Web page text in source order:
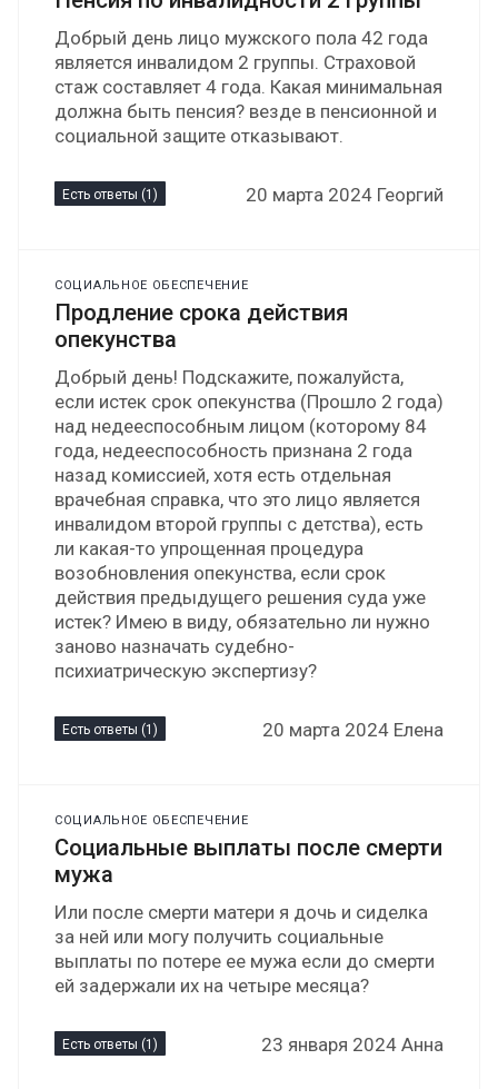
Добрый день лицо мужского пола 42 года
является инвалидом 2 группы. Страховой
стаж составляет 4 года. Какая минимальная
должна быть пенсия? везде в пенсионной и
социальной защите отказывают.
Есть ответы (1) 20 марта 2024 Георгий
СОЦИАЛЬНОЕ ОБЕСПЕЧЕНИЕ
Продление срока действия
опекунства
Добрый день! Подскажите, пожалуйста,
если истек срок опекунства (Прошло 2 года)
над недееспособным лицом (которому 84
года, недееспособность признана 2 года
назад комиссией, хотя есть отдельная
врачебная справка, что это лицо является
инвалидом второй группы с детства), есть
ли какая-то упрощенная процедура
возобновления опекунства, если срок
действия предыдущего решения суда уже
истек? Имею в виду, обязательно ли нужно
заново назначать судебно-
психиатрическую экспертизу?
Есть ответы (1) 20 марта 2024 Елена
СОЦИАЛЬНОЕ ОБЕСПЕЧЕНИЕ
Социальные выплаты после смерти
мужа
Или после смерти матери я дочь и сиделка
за ней или могу получить социальные
выплаты по потере ее мужа если до смерти
ей задержали их на четыре месяца?
Есть ответы (1) 23 января 2024 Анна